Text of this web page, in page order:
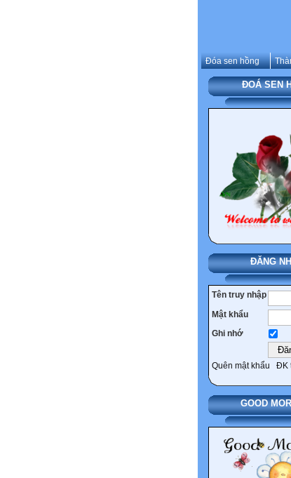
Đóa sen hồng
ĐOÁ SEN
ĐĂNG
Tên truy nhập
Mật khẩu
Ghi nhớ
Quên mật khẩu ĐK
GOOD